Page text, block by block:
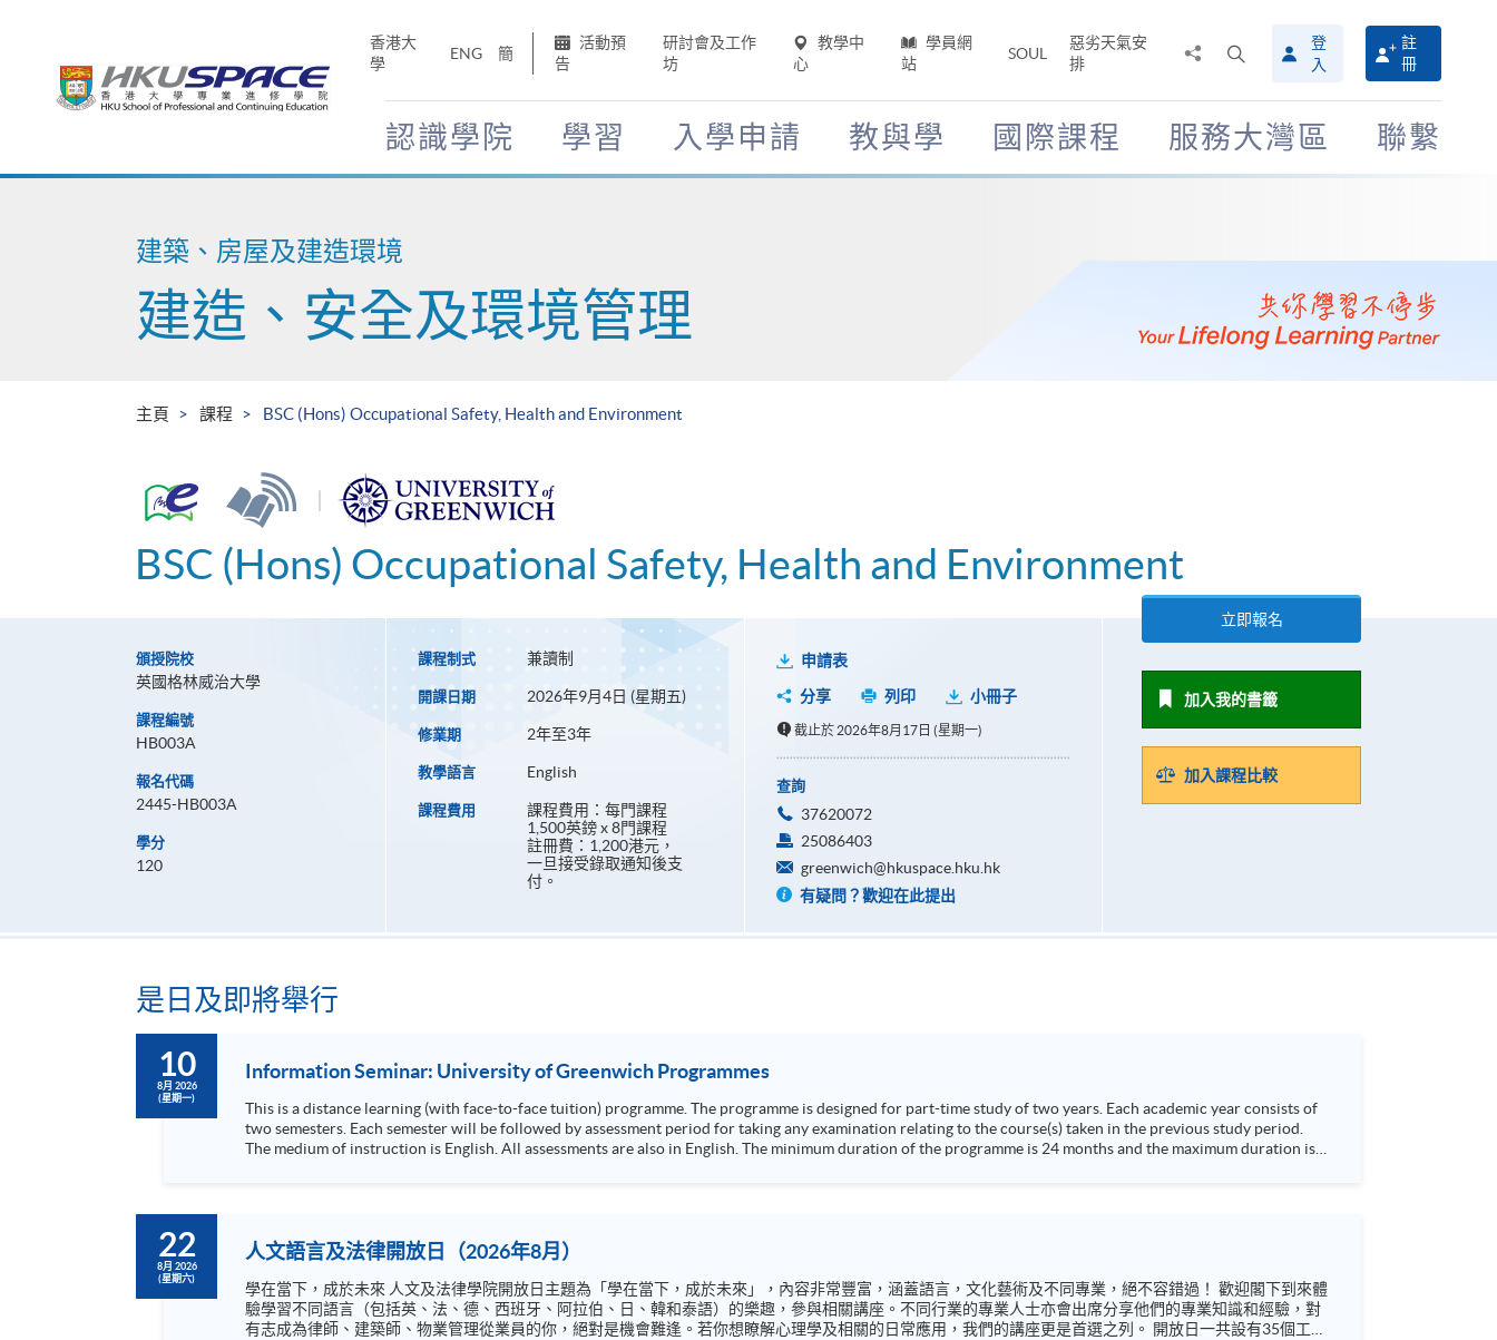
香港大
學
ENG 簡
活動預
告
研討會及工作
坊
教學中
心
學員網
站
SOUL
惡劣天氣安
排
搜
尋
介
面
登
入
註
冊
認識學院 學習 入學申請 教與學 國際課程 服務大灣區 聯繫
Main
建築、房屋及建造環境
建造、安全及環境管理
主頁 課程 BSC (Hons) Occupational Safety, Health and Environment
BSC (Hons) Occupational Safety, Health and Environment
頒授院校
英國格林威治大學
課程編號
HB003A
報名代碼
2445-HB003A
學分
120
課程制式 兼讀制
開課日期 2026年9月4日 (星期五)
修業期 2年至3年
教學語言 English
課程費用
課程費用：每門課程
1,500英鎊 x 8門課程
註冊費：1,200港元，
一旦接受錄取通知後支
付。
申請表
分享
列印 小冊子
截止於 2026年8月17日 (星期一)
查詢
37620072
25086403
greenwich@hkuspace.hku.hk
有疑問？歡迎在此提出
立即報名
加入我的書籤
加入課程比較
是日及即將舉行
10
8月 2026
(星期一)
Information Seminar: University of Greenwich Programmes
This is a distance learning (with face-to-face tuition) programme. The programme is designed for part-time study of two years. Each academic year consists of
two semesters. Each semester will be followed by assessment period for taking any examination relating to the course(s) taken in the previous study period.
The medium of instruction is English. All assessments are also in English. The minimum duration of the programme is 24 months and the maximum duration is
22
8月 2026
(星期六)
人文語言及法律開放日（2026年8月）
學在當下，成於未來 人文及法律學院開放日主題為「學在當下，成於未來」，內容非常豐富，涵蓋語言，文化藝術及不同專業，絕不容錯過！ 歡迎閣下到來體
驗學習不同語言（包括英、法、德、西班牙、阿拉伯、日、韓和泰語）的樂趣，參與相關講座。不同行業的專業人士亦會出席分享他們的專業知識和經驗，對
有志成為律師、建築師、物業管理從業員的你，絕對是機會難逢。若你想瞭解心理學及相關的日常應用，我們的講座更是首選之列。 開放日一共設有35個工作